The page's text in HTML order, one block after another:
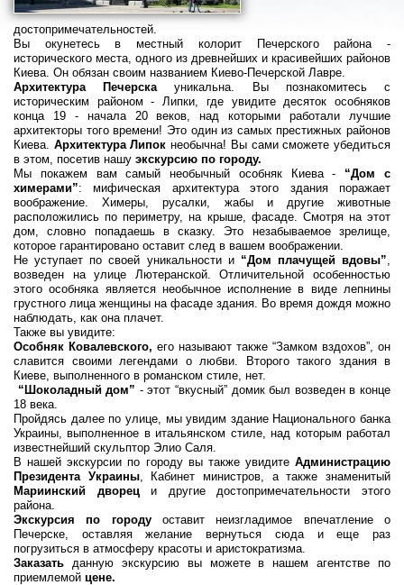
достопримечательностей.
Вы окунетесь в местный колорит Печерского района -
исторического места, одного из древнейших и красивейших районов
Киева. Он обязан своим названием Киево-Печерской Лавре.
Архитектура Печерскауникальна. Вы познакомитесь с
историческим районом - Липки, где увидите десяток особняков
конца 19 - начала 20 веков, над которыми работали лучшие
архитекторы того времени! Это один из самых престижных районов
Киева. Архитектура Липок необычна! Вы сами сможете убедиться
в этом, посетив нашу экскурсию по городу.
Мы покажем вам самый необычный особняк Киева - “Дом с
химерами”: мифическая архитектура этого здания поражает
воображение. Химеры, русалки, жабы и другие животные
расположились по периметру, на крыше, фасаде. Смотря на этот
дом, словно попадаешь в сказку. Это незабываемое зрелище,
которое гарантировано оставит след в вашем воображении.
Не уступает по своей уникальности и “Дом плачущей вдовы”,
возведен на улице Лютеранской. Отличительной особенностью
этого особняка является необычное исполнение в виде лепнины
грустного лица женщины на фасаде здания. Во время дождя можно
наблюдать, как она плачет.
Также вы увидите:
Особняк Ковалевского, его называют также “Замком вздохов”, он
славится своими легендами о любви. Второго такого здания в
Киеве, выполненного в романском стиле, нет.
“Шоколадный дом” - этот “вкусный” домик был возведен в конце
18 века.
Пройдясь далее по улице, мы увидим здание Национального банка
Украины, выполненное в итальянском стиле, над которым работал
известнейший скульптор Элио Саля.
В нашей экскурсии по городу вы также увидите Администрацию
Президента Украины, Кабинет министров, а также знаменитый
Мариинский двореци другие достопримечательности этого
района.
Экскурсия по городуоставит неизгладимое впечатление о
Печерске, оставляя желание вернуться сюда и еще раз
погрузиться в атмосферу красоты и аристократизма.
Заказать данную экскурсию вы можете в нашем агентстве по
приемлемой цене.